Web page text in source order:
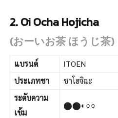
2. Oi Ocha Hojicha
(おーいお茶 ほうじ茶)
แบรนด์
ITOEN
ประเภทชา
ชาโฮจิฉะ
ระดับความ
เข้ม
⬤⬤◐○○